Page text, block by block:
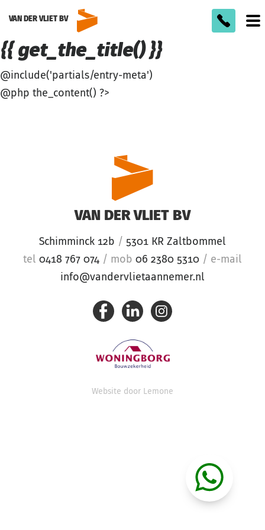
VAN DER VLIET BV
{{ get_the_title() }}
@include('partials/entry-meta')
@php the_content() ?>
VAN DER VLIET BV
Schimminck 12b / 5301 KR Zaltbommel
tel 0418 767 074 / mob 06 2380 5310 / e-mail
info@vandervlietaannemer.nl
Website door Lemone